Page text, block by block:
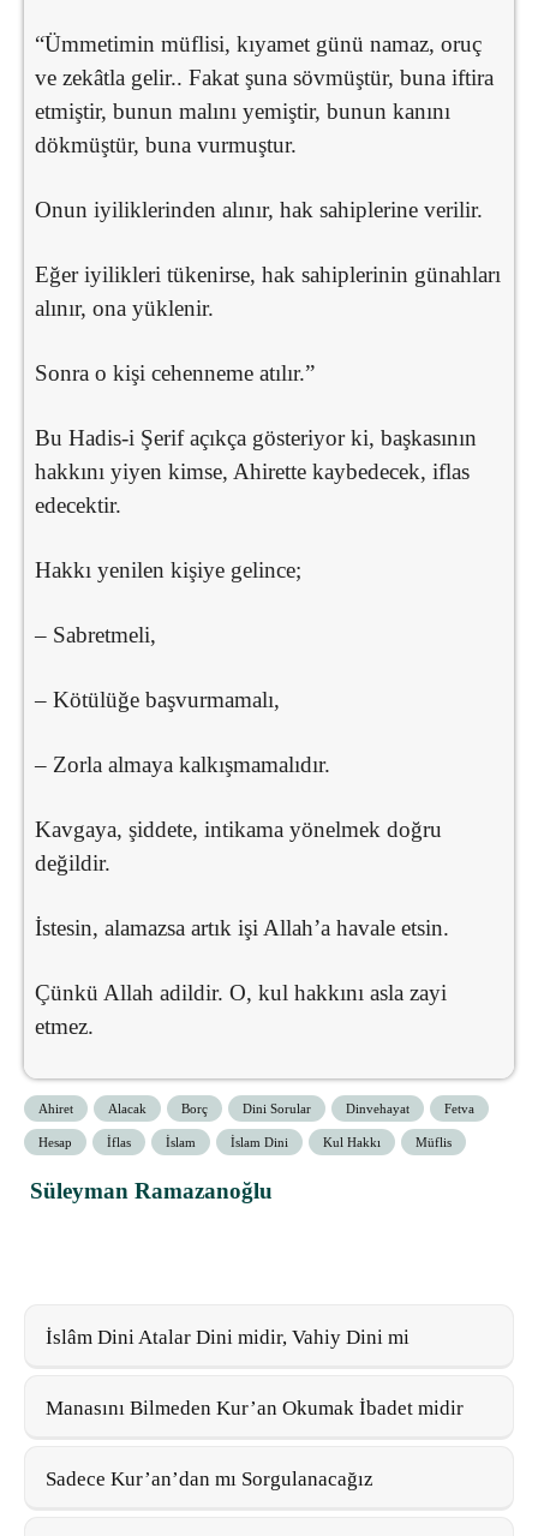
“Ümmetimin müflisi, kıyamet günü namaz, oruç
ve zekâtla gelir.. Fakat şuna sövmüştür, buna iftira
etmiştir, bunun malını yemiştir, bunun kanını
dökmüştür, buna vurmuştur.
Onun iyiliklerinden alınır, hak sahiplerine verilir.
Eğer iyilikleri tükenirse, hak sahiplerinin günahları
alınır, ona yüklenir.
Sonra o kişi cehenneme atılır.”
Bu Hadis-i Şerif açıkça gösteriyor ki, başkasının
hakkını yiyen kimse, Ahirette kaybedecek, iflas
edecektir.
Hakkı yenilen kişiye gelince;
– Sabretmeli,
– Kötülüğe başvurmamalı,
– Zorla almaya kalkışmamalıdır.
Kavgaya, şiddete, intikama yönelmek doğru
değildir.
İstesin, alamazsa artık işi Allah’a havale etsin.
Çünkü Allah adildir. O, kul hakkını asla zayi
etmez.
Ahiret Alacak Borç Dini Sorular Dinvehayat Fetva
Hesap İflas İslam İslam Dini Kul Hakkı Müflis
Süleyman Ramazanoğlu
İslâm Dini Atalar Dini midir, Vahiy Dini mi
Manasını Bilmeden Kur’an Okumak İbadet midir
Sadece Kur’an’dan mı Sorgulanacağız